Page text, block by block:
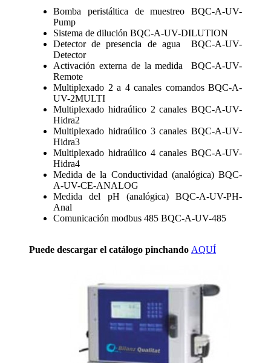
Bomba peristáltica de muestreo BQC-A-UV-
Pump
Sistema de dilución BQC-A-UV-DILUTION
Detector de presencia de agua BQC-A-UV-
Detector
Activación externa de la medida BQC-A-UV-
Remote
Multiplexado 2 a 4 canales comandos BQC-A-
UV-2MULTI
Multiplexado hidraúlico 2 canales BQC-A-UV-
Hidra2
Multiplexado hidraúlico 3 canales BQC-A-UV-
Hidra3
Multiplexado hidraúlico 4 canales BQC-A-UV-
Hidra4
Medida de la Conductividad (analógica) BQC-
A-UV-CE-ANALOG
Medida del pH (analógica) BQC-A-UV-PH-
Anal
Comunicación modbus 485 BQC-A-UV-485
Puede descargar el catálogo pinchando AQUÍ